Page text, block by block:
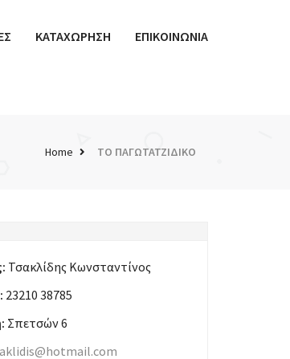
ΚΑΤΑΧΩΡΗΣΗ ΕΠΙΚΟΙΝΩΝΙΑ
Home ΤΟ ΠΑΓΩΤΑΤΖΙΔΙΚΟ
Τσακλίδης Κωνσταντίνος
23210 38785
Σπετσών 6